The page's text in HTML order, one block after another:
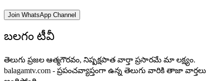
Join WhatsApp Channel
బలగం టీవీ
తెలుగు ప్రజల ఆత్మగౌరవం, నిష్పక్షపాత వార్తా ప్రసారమే మా లక్ష్యం.
balagamtv.com - ప్రపంచవ్యాప్తంగా ఉన్న తెలుగు వారికి తాజా వార్తలు